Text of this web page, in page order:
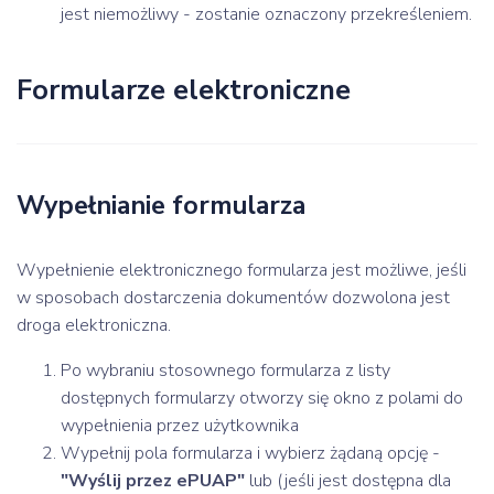
jest niemożliwy - zostanie oznaczony przekreśleniem.
Formularze elektroniczne
Wypełnianie formularza
Wypełnienie elektronicznego formularza jest możliwe, jeśli
w sposobach dostarczenia dokumentów dozwolona jest
droga elektroniczna.
Po wybraniu stosownego formularza z listy
dostępnych formularzy otworzy się okno z polami do
wypełnienia przez użytkownika
Wypełnij pola formularza i wybierz żądaną opcję -
"Wyślij przez ePUAP" lub (jeśli jest dostępna dla